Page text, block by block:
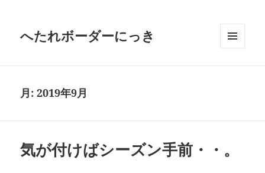
へたれボーダーにっき
月:2019年9月
気が付けばシーズン手前・・。